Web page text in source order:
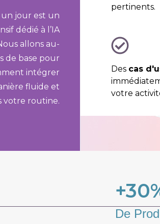
jour est un
dédié à l’IA
allons au-
de base pour
intégrer
fluide et
votre routine.
pertinents.
Des cas
votre
De